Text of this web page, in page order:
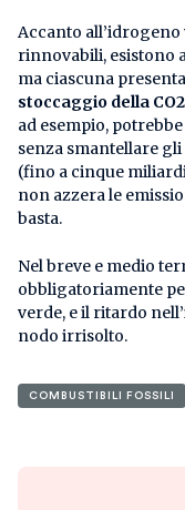
Accanto
rinnovabili, esistono
ma ciascuna
stoccaggio della CO2
ad esempio,
senza smantellare
(fino a cinque
non azzera le
basta.
Nel breve e medio
obbligatoriamente
verde, e il ritardo
nodo irrisolto.
COMBUSTIBILI FOSSILI